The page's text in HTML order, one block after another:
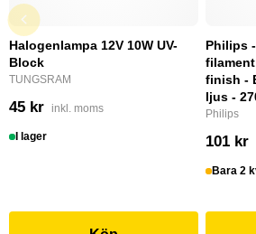
Halogenlampa 12V 10W UV-
Block
TUNGSRAM
45 kr inkl. moms
I lager
Philips
finish -
ljus -
Philips
101 kr
Bara 2